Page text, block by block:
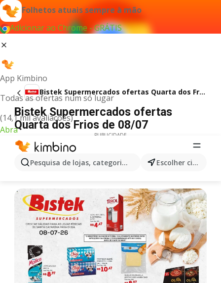
Folhetos atuais sempre à mão
Adicionar ao Chrome - GRÁTIS
App Kimbino
Todas as ofertas num só lugar
(14,1 mil avaliações)
Abra
Pesquisa de lojas, categorias,produtos... Escolher cidade
Bistek Supermercados ofertas Quarta dos Frios
Bistek Supermercados ofertas
Quarta dos Frios de 08/07
PUBLICIDADE